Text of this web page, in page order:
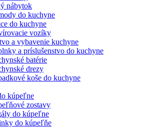
nábytok
do kuchyne
do kuchyne
vozíky
a vybavenie kuchyne
a príslušenstvo do kuchyne
batérie
drezy
koše do kuchyne
kúpeľne
zostavy
do kúpeľne
do kúpeľňe